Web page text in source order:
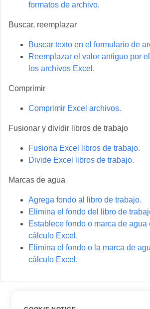
formatos de archivo.
Buscar, reemplazar
Buscar texto en el formulario de
Reemplazar el valor antiguo por
los archivos Excel.
Comprimir
Comprimir Excel archivos.
Fusionar y dividir libros de trabajo
Fusiona Excel libros de trabajo.
Divide Excel libros de trabajo.
Marcas de agua
Agrega fondo al libro de trabajo.
Elimina el fondo del libro de
Establece fondo o marca de agua
cálculo Excel.
Elimina el fondo o la marca de
cálculo Excel.